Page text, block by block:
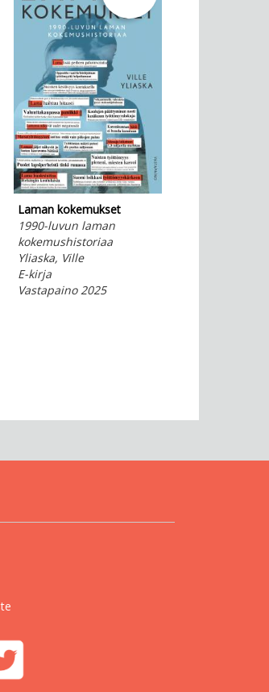
Laman kokemukset
1990-luvun laman
kokemushistoriaa
Yliaska, Ville
E-kirja
Vastapaino 2025